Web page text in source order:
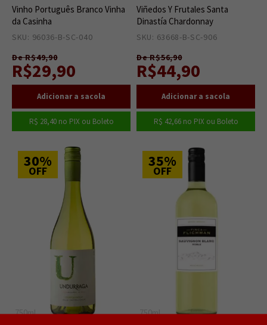
Vinho Português Branco Vinha
da Casinha
SKU: 96036-B-SC-040
De R$49,90
R$29,90
R$ 28,40no PIX ou Boleto
Viñedos Y Frutales Santa
Dinastía Chardonnay
SKU: 63668-B-SC-906
De R$56,90
R$44,90
R$ 42,66no PIX ou Boleto
750ml
30%
OFF
750ml
35%
OFF